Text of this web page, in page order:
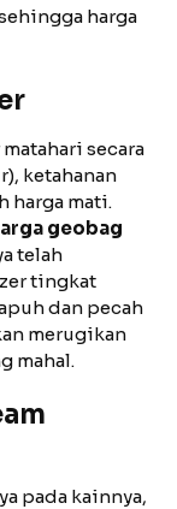
harga
secara
ketahanan
harga mati.
geobag
telah
tingkat
dan pecah
merugikan
mahal.
pada kainnya,